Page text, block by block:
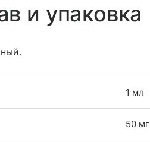
и упаковка
1 мл
50 мг